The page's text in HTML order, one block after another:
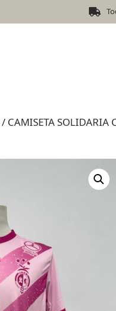
/ CAMISETA SOLIDARIA